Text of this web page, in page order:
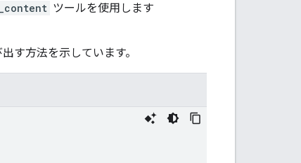
ツールを使用します
す方法を示しています。